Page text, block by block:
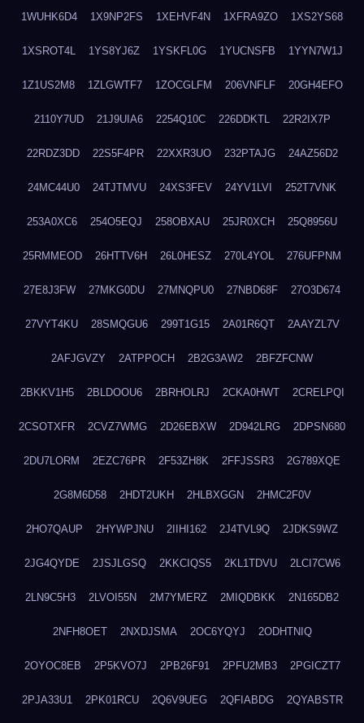
1WUHK6D4 1X9NP2FS 1XEHVF4N 1XFRA9ZO 1XS2YS68
1XSROT4L 1YS8YJ6Z 1YSKFL0G 1YUCNSFB 1YYN7W1J
1Z1US2M8 1ZLGWTF7 1ZOCGLFM 206VNFLF 20GH4EFO
2110Y7UD 21J9UIA6 2254Q10C 226DDKTL 22R2IX7P
22RDZ3DD 22S5F4PR 22XXR3UO 232PTAJG 24AZ56D2
24MC44U0 24TJTMVU 24XS3FEV 24YV1LVI 252T7VNK
253A0XC6 254O5EQJ 258OBXAU 25JR0XCH 25Q8956U
25RMMEOD 26HTTV6H 26L0HESZ 270L4YOL 276UFPNM
27E8J3FW 27MKG0DU 27MNQPU0 27NBD68F 27O3D674
27VYT4KU 28SMQGU6 299T1G15 2A01R6QT 2AAYZL7V
2AFJGVZY 2ATPPOCH 2B2G3AW2 2BFZFCNW
2BKKV1H5 2BLDOOU6 2BRHOLRJ 2CKA0HWT 2CRELPQI
2CSOTXFR 2CVZ7WMG 2D26EBXW 2D942LRG 2DPSN680
2DU7LORM 2EZC76PR 2F53ZH8K 2FFJSSR3 2G789XQE
2G8M6D58 2HDT2UKH 2HLBXGGN 2HMC2F0V
2HO7QAUP 2HYWPJNU 2IIHI162 2J4TVL9Q 2JDKS9WZ
2JG4QYDE 2JSJLGSQ 2KKCIQS5 2KL1TDVU 2LCI7CW6
2LN9C5H3 2LVOI55N 2M7YMERZ 2MIQDBKK 2N165DB2
2NFH8OET 2NXDJSMA 2OC6YQYJ 2ODHTNIQ
2OYOC8EB 2P5KVO7J 2PB26F91 2PFU2MB3 2PGICZT7
2PJA33U1 2PK01RCU 2Q6V9UEG 2QFIABDG 2QYABSTR